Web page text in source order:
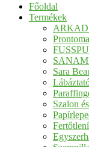
Főoldal
Termékek
Sara
Szalon